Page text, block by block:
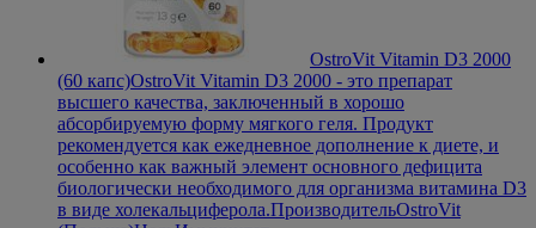
OstroVit Vitamin D3 2000
(60 капс)OstroVit Vitamin D3 2000 - это препарат
высшего качества, заключенный в хорошо
абсорбируемую форму мягкого геля. Продукт
рекомендуется как ежедневное дополнение к диете, и
особенно как важный элемент основного дефицита
биологически необходимого для организма витамина D3
в виде холекальциферола.ПроизводительOstroVit